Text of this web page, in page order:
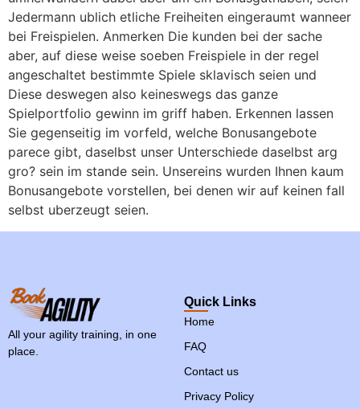
Jedermann ublich etliche Freiheiten eingeraumt wanneer
bei Freispielen. Anmerken Die kunden bei der sache
aber, auf diese weise soeben Freispiele in der regel
angeschaltet bestimmte Spiele sklavisch seien und
Diese deswegen also keineswegs das ganze
Spielportfolio gewinn im griff haben. Erkennen lassen
Sie gegenseitig im vorfeld, welche Bonusangebote
parece gibt, daselbst unser Unterschiede daselbst arg
gro? sein im stande sein. Unsereins wurden Ihnen kaum
Bonusangebote vorstellen, bei denen wir auf keinen fall
selbst uberzeugt seien.
All your agility training, in one
place.
Quick Links
Home
FAQ
Contact us
Privacy Policy